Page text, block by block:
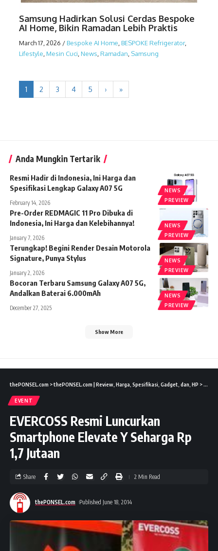
Samsung Hadirkan Solusi Cerdas Bespoke
AI Home, Bikin Ramadan Lebih Praktis
March 17, 2026 /Bespoke AI Home,BESPOKE Refrigerator,
Lifestyle,Mesin Cuci,News,Ramadan, Samsung
1 2 3 4 5 › »
Anda Mungkin Tertarik
NEWS
PREVIEW
Resmi Hadir di Indonesia, Ini Harga dan
Spesifikasi Lengkap Galaxy A07 5G
February 14, 2026
NEWS
PREVIEW
Pre-Order REDMAGIC 11 Pro Dibuka di
Indonesia, Ini Harga dan Kelebihannya!
January 7, 2026
NEWS
PREVIEW
Terungkap! Begini Render Desain Motorola
Signature, Punya Stylus
January 2, 2026
NEWS
PREVIEW
Bocoran Terbaru Samsung Galaxy A07 5G,
Andalkan Baterai 6.000mAh
December 27, 2025
Show More
thePONSEL.com >thePONSEL.com | Review, Harga, Spesifikasi, Gadget, dan, HP > Event
EVENT
EVERCOSS Resmi Luncurkan
Smartphone Elevate Y Seharga Rp
1,7 Jutaan
thePONSEL.com Published June 18, 2014
Share 2 Min Read